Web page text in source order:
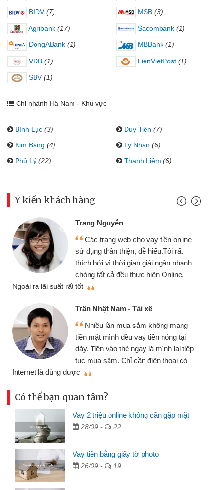
BIDV (7) MSB (3)
Agribank (17) Sacombank (1)
DongABank (1) MBBank (1)
VDB (1) LienVietPost (1)
SBV (1)
Chi nhánh Hà Nam - Khu vực
Bình Lục (3) Duy Tiên (7)
Kim Bảng (4) Lý Nhân (6)
Phủ Lý (22) Thanh Liêm (6)
Ý kiến khách hàng
Trang Nguyễn
Các trang web cho vay tiền online
sử dụng thân thiện, dễ hiểu.Tôi rất
thích bởi vì thời gian giải ngân nhanh
chóng tất cả đều thực hiện Online.
Ngoài ra lãi suất rất tốt
Trần Nhật Nam - Tài xế
Nhiều lần mua sắm không mang
tiền mặt mình đều vay tiền nóng tại
đây. Tiền vào thẻ ngay là mình lại tiếp
tục mua sắm. Chỉ cần điện thoại có
Internet là dùng được
Có thể bạn quan tâm?
Vay 2 triệu online không cần gặp mặt
28/09 - 22
Vay tiền bằng giấy tờ photo
26/09 - 19